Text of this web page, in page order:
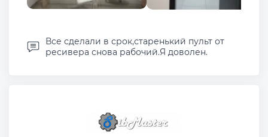
Все сделали в срок,старенький пульт от
ресивера снова рабочий.Я доволен.